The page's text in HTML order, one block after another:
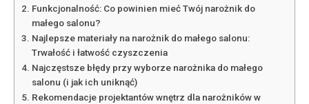
Funkcjonalność: Co powinien mieć Twój narożnik do
małego salonu?
Najlepsze materiały na narożnik do małego salonu:
Trwałość i łatwość czyszczenia
Najczęstsze błędy przy wyborze narożnika do małego
salonu (i jak ich uniknąć)
Rekomendacje projektantów wnętrz dla narożników w